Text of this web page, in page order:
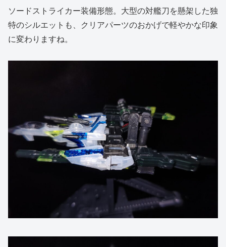
ソードストライカー装備形態。大型の対艦刀を懸架した独
特のシルエットも、クリアパーツのおかげで軽やかな印象
に変わりますね。